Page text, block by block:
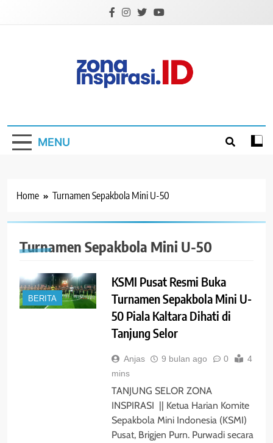
MENU
Home Turnamen Sepakbola Mini U-50
Turnamen Sepakbola Mini U-50
BERITA
KSMI Pusat Resmi Buka
Turnamen Sepakbola Mini U-
50 Piala Kaltara Dihati di
Tanjung Selor
Anjas 9 bulan ago 0
4
mins
TANJUNG SELOR ZONA
INSPIRASI || Ketua Harian Komite
Sepakbola Mini Indonesia (KSMI)
Pusat, Brigjen Purn. Purwadi secara